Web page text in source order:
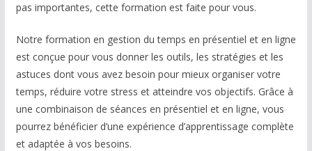
pas importantes, cette formation est faite pour vous.
Notre formation en gestion du temps en présentiel et en ligne
est conçue pour vous donner les outils, les stratégies et les
astuces dont vous avez besoin pour mieux organiser votre
temps, réduire votre stress et atteindre vos objectifs. Grâce à
une combinaison de séances en présentiel et en ligne, vous
pourrez bénéficier d’une expérience d’apprentissage complète
et adaptée à vos besoins.